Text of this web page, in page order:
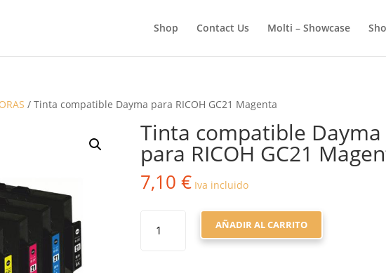
Shop Contact Us Molti – Showcase
PRODUCTOS
/ Tinta compatible Dayma para RICOH GC21 Magenta
Tinta compatible Dayma
para RICOH GC21
7,10€ Iva incluido
COMPATIBLE
AÑADIR AL CARRITO